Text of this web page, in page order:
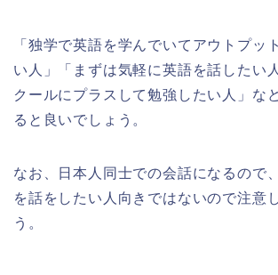
「独学で英語を学んでいてアウトプッ
い人」「まずは気軽に英語を話したい
クールにプラスして勉強したい人」な
ると良いでしょう。
なお、日本人同士での会話になるので
を話をしたい人向きではないので注意
う。